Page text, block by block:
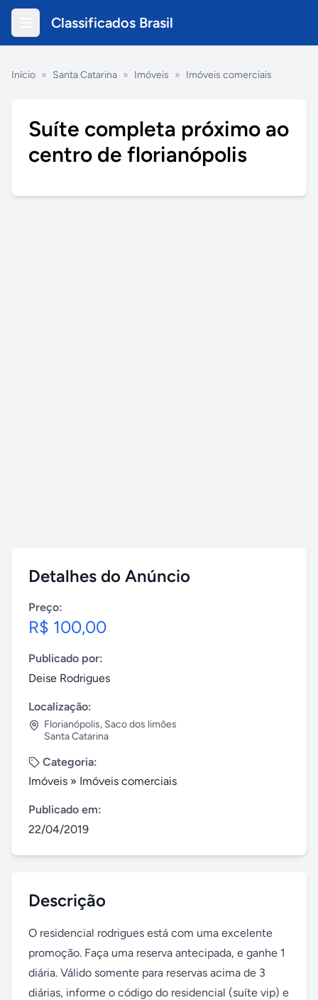
Classificados Brasil
Início » Santa Catarina » Imóveis » Imóveis comerciais
Suíte completa próximo ao
centro de florianópolis
Detalhes do Anúncio
Preço:
R$ 100,00
Publicado por:
Deise Rodrigues
Localização:
Florianópolis, Saco dos limões
Santa Catarina
Categoria:
Imóveis » Imóveis comerciais
Publicado em:
22/04/2019
Descrição
O residencial rodrigues está com uma excelente
promoção. Faça uma reserva antecipada, e ganhe 1
diária. Válido somente para reservas acima de 3
diárias, informe o código do residencial (suíte vip) e